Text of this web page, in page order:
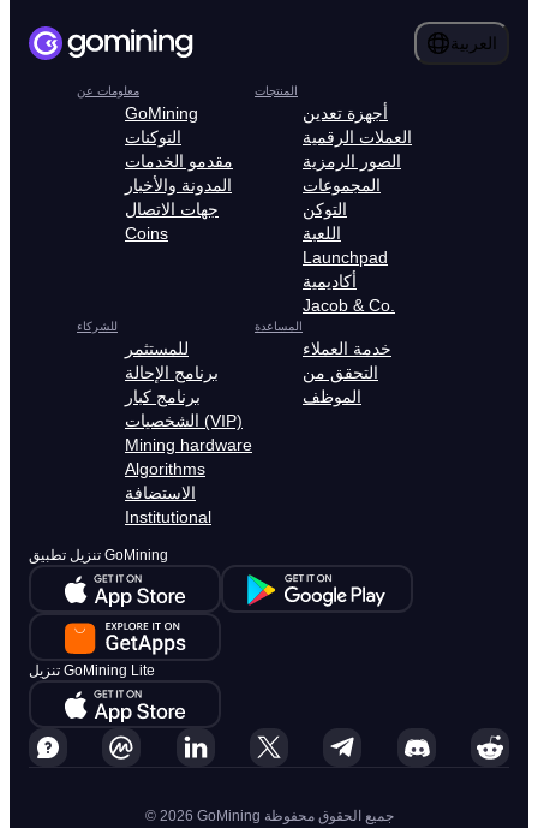
العربية
معلومات عن
GoMining
التوكنات
مقدمو الخدمات
المدونة والأخبار
جهات الاتصال
Coins
المنتجات
أجهزة تعدين
العملات الرقمية
الصور الرمزية
المجموعات
التوكن
اللعبة
Launchpad
أكاديمية
Jacob & Co.
للشركاء
للمستثمر
برنامج الإحالة
برنامج كبار
الشخصيات (VIP)
Mining hardware
Algorithms
الاستضافة
Institutional
المساعدة
خدمة العملاء
التحقق من
الموظف
تنزيل تطبيق GoMining
تنزيل GoMining Lite
© 2026 GoMining جميع الحقوق محفوظة